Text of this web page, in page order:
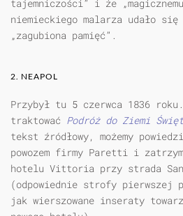
tajemniczości” i że
niemieckiego malarza udało się
„zagubiona pamięć”.
2. NEAPOL
Przybył tu 5 czerwca 1836
traktować Podróż do Ziemi
tekst źródłowy, możemy
powozem firmy Paretti i
hotelu Vittoria przy strada
(odpowiednie strofy pierwszej
jak wierszowane inseraty